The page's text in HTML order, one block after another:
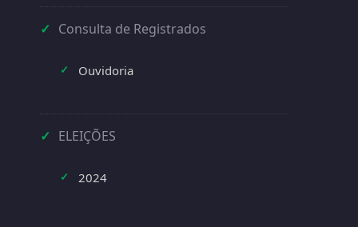
✓ Consulta de Registrados
✓ Ouvidoria
✓ ELEIÇÕES
✓ 2024